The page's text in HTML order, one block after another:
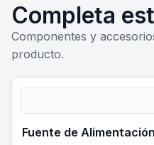
Completa
Componentes y
producto.
Fuente de